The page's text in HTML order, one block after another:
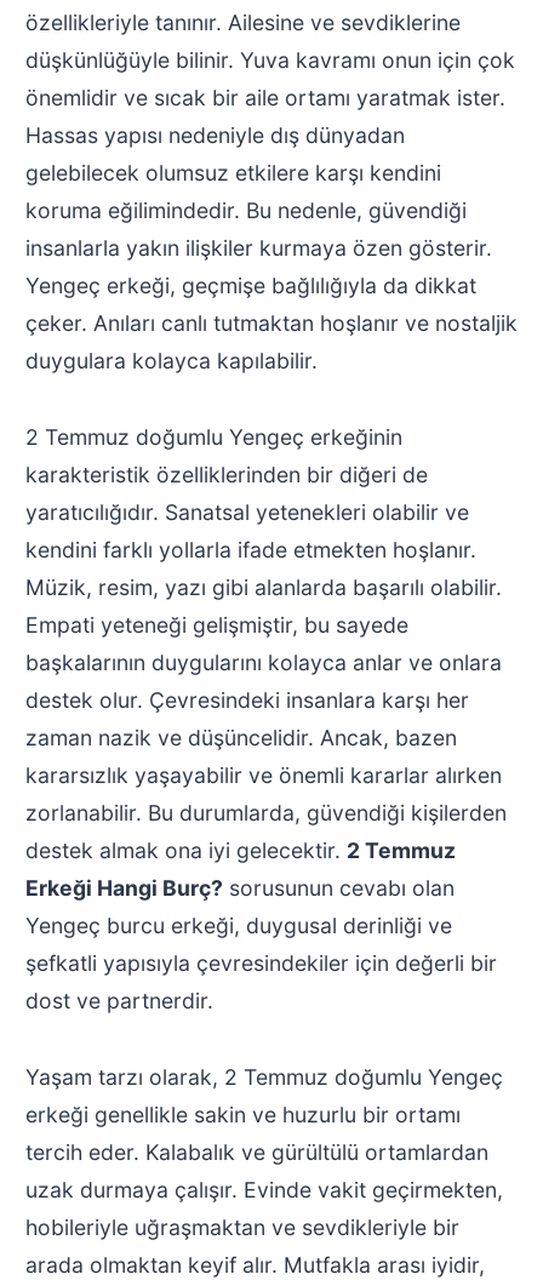
özellikleriyle tanınır. Ailesine ve sevdiklerine
düşkünlüğüyle bilinir. Yuva kavramı onun için çok
önemlidir ve sıcak bir aile ortamı yaratmak ister.
Hassas yapısı nedeniyle dış dünyadan
gelebilecek olumsuz etkilere karşı kendini
koruma eğilimindedir. Bu nedenle, güvendiği
insanlarla yakın ilişkiler kurmaya özen gösterir.
Yengeç erkeği, geçmişe bağlılığıyla da dikkat
çeker. Anıları canlı tutmaktan hoşlanır ve nostaljik
duygulara kolayca kapılabilir.
2 Temmuz doğumlu Yengeç erkeğinin
karakteristik özelliklerinden bir diğeri de
yaratıcılığıdır. Sanatsal yetenekleri olabilir ve
kendini farklı yollarla ifade etmekten hoşlanır.
Müzik, resim, yazı gibi alanlarda başarılı olabilir.
Empati yeteneği gelişmiştir, bu sayede
başkalarının duygularını kolayca anlar ve onlara
destek olur. Çevresindeki insanlara karşı her
zaman nazik ve düşüncelidir. Ancak, bazen
kararsızlık yaşayabilir ve önemli kararlar alırken
zorlanabilir. Bu durumlarda, güvendiği kişilerden
destek almak ona iyi gelecektir. 2 Temmuz
Erkeği Hangi Burç? sorusunun cevabı olan
Yengeç burcu erkeği, duygusal derinliği ve
şefkatli yapısıyla çevresindekiler için değerli bir
dost ve partnerdir.
Yaşam tarzı olarak, 2 Temmuz doğumlu Yengeç
erkeği genellikle sakin ve huzurlu bir ortamı
tercih eder. Kalabalık ve gürültülü ortamlardan
uzak durmaya çalışır. Evinde vakit geçirmekten,
hobileriyle uğraşmaktan ve sevdikleriyle bir
arada olmaktan keyif alır. Mutfakla arası iyidir,